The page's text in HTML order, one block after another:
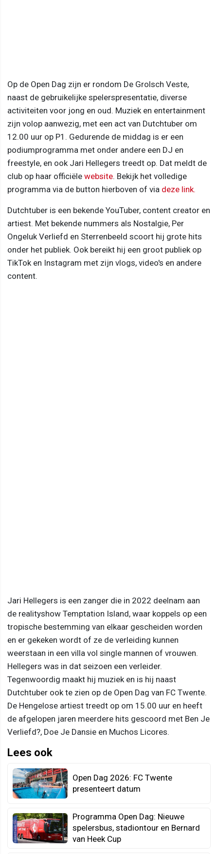
Op de Open Dag zijn er rondom De Grolsch Veste,
naast de gebruikelijke spelerspresentatie, diverse
activiteiten voor jong en oud. Muziek en entertainment
zijn volop aanwezig, met een act van Dutchtuber om
12.00 uur op P1. Gedurende de middag is er een
podiumprogramma met onder andere een DJ en
freestyle, en ook Jari Hellegers treedt op. Dat meldt de
club op haar officiële website. Bekijk het volledige
programma via de button hierboven of via deze link.
Dutchtuber is een bekende YouTuber, content creator en
artiest. Met bekende nummers als Nostalgie, Per
Ongeluk Verliefd en Sterrenbeeld scoort hij grote hits
onder het publiek. Ook bereikt hij een groot publiek op
TikTok en Instagram met zijn vlogs, video's en andere
content.
Jari Hellegers is een zanger die in 2022 deelnam aan
de realityshow Temptation Island, waar koppels op een
tropische bestemming van elkaar gescheiden worden
en er gekeken wordt of ze de verleiding kunnen
weerstaan in een villa vol single mannen of vrouwen.
Hellegers was in dat seizoen een verleider.
Tegenwoordig maakt hij muziek en is hij naast
Dutchtuber ook te zien op de Open Dag van FC Twente.
De Hengelose artiest treedt op om 15.00 uur en heeft
de afgelopen jaren meerdere hits gescoord met Ben Je
Verliefd?, Doe Je Dansie en Muchos Licores.
Lees ook
Open Dag 2026: FC Twente
presenteert datum
Programma Open Dag: Nieuwe
spelersbus, stadiontour en Bernard
van Heek Cup